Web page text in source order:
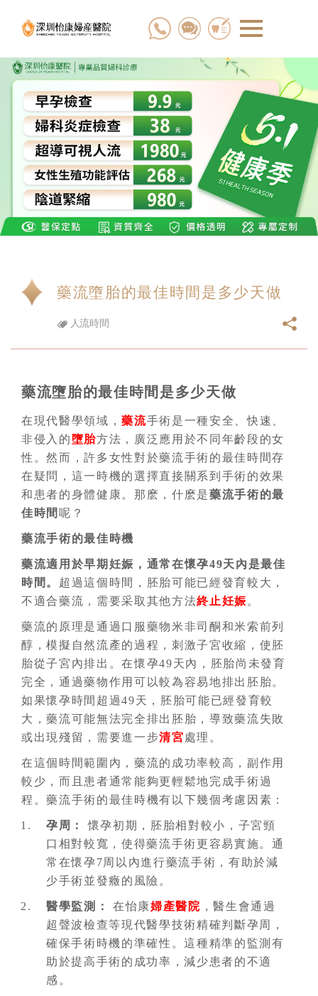
藥流墮胎的最佳時間是多少天做
人流時間
藥流墮胎的最佳時間是多少天做
在現代醫學領域，藥流手術是一種安全、快速、
非侵入的墮胎方法，廣泛應用於不同年齡段的女
性。然而，許多女性對於藥流手術的最佳時間存
在疑問，這一時機的選擇直接關系到手術的效果
和患者的身體健康。那麽，什麽是藥流手術的最
佳時間 呢？
藥流手術的最佳時機
藥流適用於早期妊娠，通常在懷孕49天內是最佳
時間。 超過這個時間，胚胎可能已經發育較大，
不適合藥流，需要采取其他方法終止妊娠。
藥流的原理是通過口服藥物米非司酮和米索前列
醇，模擬自然流產的過程，刺激子宮收縮，使胚
胎從子宮內排出。在懷孕49天內，胚胎尚未發育
完全，通過藥物作用可以較為容易地排出胚胎。
如果懷孕時間超過49天，胚胎可能已經發育較
大，藥流可能無法完全排出胚胎，導致藥流失敗
或出現殘留，需要進一步清宮 處理。
在這個時間範圍內，藥流的成功率較高，副作用
較少，而且患者通常能夠更輕鬆地完成手術過
程。藥流手術的最佳時機有以下幾個考慮因素：
孕周：懷孕初期，胚胎相對較小，子宮頸
口相對較寬，使得藥流手術更容易實施。通
常在懷孕7周以內進行藥流手術，有助於減
少手術並發癥的風險。
醫學監測： 在怡康婦產醫院 ，醫生會通過
超聲波檢查等現代醫學技術精確判斷孕周，
確保手術時機的準確性。這種精準的監測有
助於提高手術的成功率，減少患者的不適
感。